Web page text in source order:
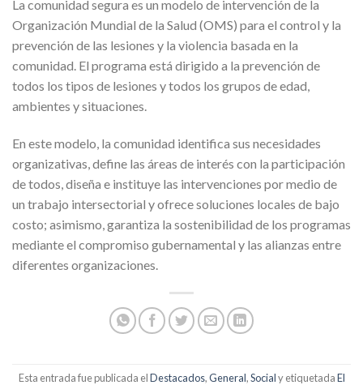
La comunidad segura es un modelo de intervención de la
Organización Mundial de la Salud (OMS) para el control y la
prevención de las lesiones y la violencia basada en la
comunidad. El programa está dirigido a la prevención de
todos los tipos de lesiones y todos los grupos de edad,
ambientes y situaciones.
En este modelo, la comunidad identifica sus necesidades
organizativas, define las áreas de interés con la participación
de todos, diseña e instituye las intervenciones por medio de
un trabajo intersectorial y ofrece soluciones locales de bajo
costo; asimismo, garantiza la sostenibilidad de los programas
mediante el compromiso gubernamental y las alianzas entre
diferentes organizaciones.
Esta entrada fue publicada elDestacados,General,Socialy etiquetadaEl